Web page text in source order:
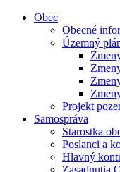
Obec
Obecné
Územný
Projekt
Samospráva
Starostka
Poslanci a
Hlavný
Zasadnutia